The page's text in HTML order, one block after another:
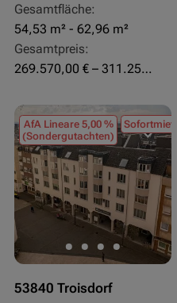
Gesamtfläche:
54,53 m² - 62,96 m²
Gesamtpreis:
269.570,00 € – 311.250,00 €
AfA Lineare 5,00 %
(Sondergutachten)
Sofortmiete
53840 Troisdorf